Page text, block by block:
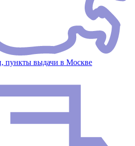
пункты выдачи в Москве